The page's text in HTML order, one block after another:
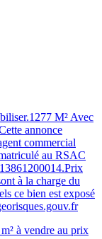
M² Avec
annonce
commercial
au RSAC
à la charge du
ce bien est exposé